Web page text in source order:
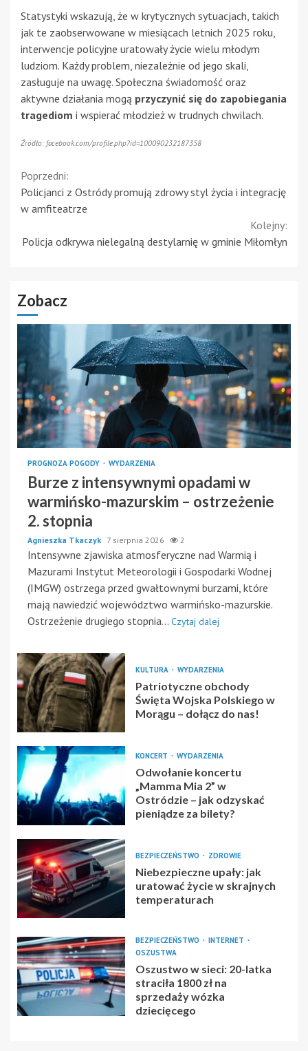
Statystyki wskazują, że w krytycznych sytuacjach, takich
jak te zaobserwowane w miesiącach letnich 2025 roku,
interwencje policyjne uratowały życie wielu młodym
ludziom. Każdy problem, niezależnie od jego skali,
zasługuje na uwagę. Społeczna świadomość oraz
aktywne działania mogą przyczynić się do zapobiegania
tragediom i wspierać młodzież w trudnych chwilach.
Źródło: facebook.com/profile.php?id=100090232187358
Continue
Reading
Poprzedni:
Policjanci z Ostródy promują zdrowy styl życia i integrację
w amfiteatrze
Kolejny:
Policja odkrywa nielegalną destylarnię w gminie Miłomłyn
Zobacz
PROGNOZA POGODY WYDARZENIA
Burze z intensywnymi opadami w
warmińsko-mazurskim – ostrzeżenie
2. stopnia
Agnieszka Tkaczyk 7 sierpnia 2026 2
Intensywne zjawiska atmosferyczne nad Warmią i
Mazurami Instytut Meteorologii i Gospodarki Wodnej
(IMGW) ostrzega przed gwałtownymi burzami, które
mają nawiedzić województwo warmińsko-mazurskie.
Ostrzeżenie drugiego stopnia... Czytaj dalej
KULTURA WYDARZENIA
Patriotyczne obchody
Święta Wojska Polskiego w
Morągu – dołącz do nas!
KONCERT WYDARZENIA
Odwołanie koncertu
„Mamma Mia 2” w
Ostródzie – jak odzyskać
pieniądze za bilety?
BEZPIECZEŃSTWO ZDROWIE
Niebezpieczne upały: jak
uratować życie w skrajnych
temperaturach
BEZPIECZEŃSTWO
INTERNET
OSZUSTWA
Oszustwo w sieci: 20-latka
straciła 1800 zł na
sprzedaży wózka
dziecięcego